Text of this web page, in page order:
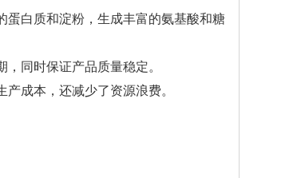
蛋白质和淀粉，生成丰富的氨基酸和糖
同时保证产品质量稳定。
成本，还减少了资源浪费。